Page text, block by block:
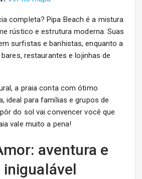
completa? Pipa Beach é a mistura
rústico e estrutura moderna. Suas
surfistas e banhistas, enquanto a
restaurantes e lojinhas de
a praia conta com ótimo
ideal para famílias e grupos de
do sol vai convencer você que
vale muito a pena!
aventura e
inigualável